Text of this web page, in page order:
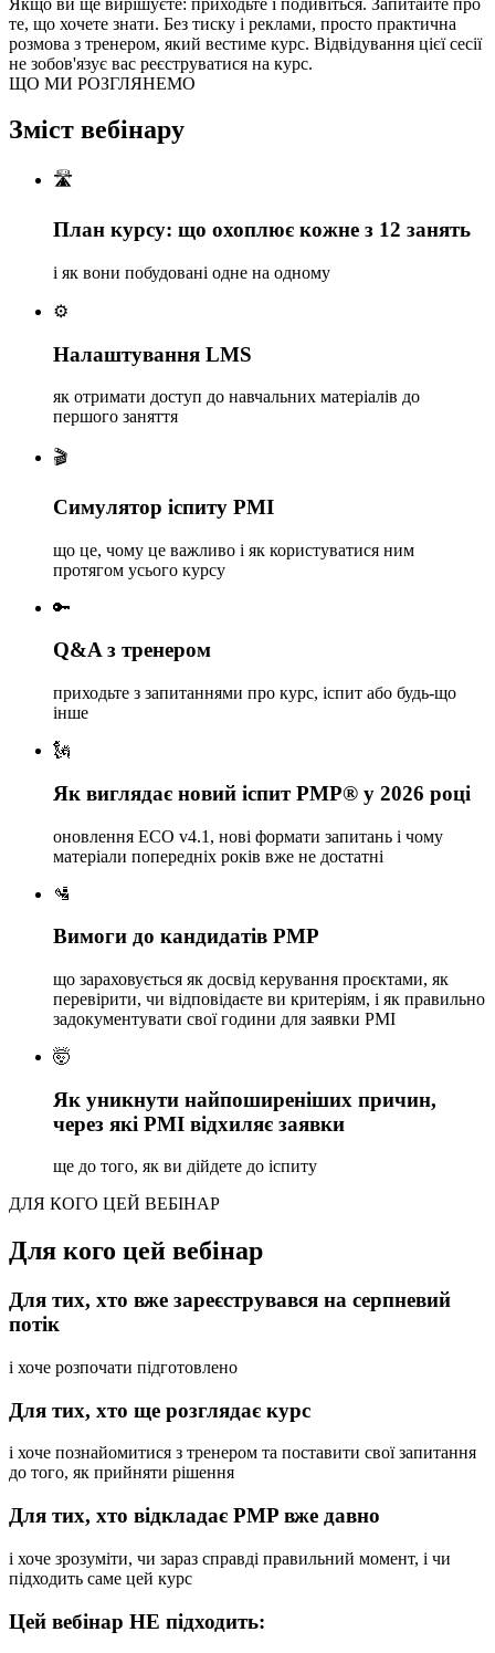
те, що хочете знати. Без тиску і реклами, просто практична
розмова з тренером, який вестиме курс. Відвідування цієї сесії
не зобов'язує вас реєструватися на курс.
ЩО МИ РОЗГЛЯНЕМО
Зміст вебінару
🛣️
План курсу: що охоплює кожне з 12 занять
і як вони побудовані одне на одному
⚙️
Налаштування LMS
як отримати доступ до навчальних матеріалів до
першого заняття
🎬
Симулятор іспиту PMI
що це, чому це важливо і як користуватися ним
протягом усього курсу
🔑
Q&A з тренером
приходьте з запитаннями про курс, іспит або будь-що
інше
🗽
Як виглядає новий іспит PMP® у 2026 році
оновлення ECO v4.1, нові формати запитань і чому
матеріали попередніх років вже не достатні
🛂
Вимоги до кандидатів PMP
що зараховується як досвід керування проєктами, як
перевірити, чи відповідаєте ви критеріям, і як правильно
задокументувати свої години для заявки PMI
🤯
Як уникнути найпоширеніших причин,
через які PMI відхиляє заявки
ще до того, як ви дійдете до іспиту
ДЛЯ КОГО ЦЕЙ ВЕБІНАР
Для кого цей вебінар
Для тих, хто вже зареєструвався на серпневий
потік
і хоче розпочати підготовлено
Для тих, хто ще розглядає курс
і хоче познайомитися з тренером та поставити свої запитання
до того, як прийняти рішення
Для тих, хто відкладає PMP вже давно
і хоче зрозуміти, чи зараз справді правильний момент, і чи
підходить саме цей курс
Цей вебінар НЕ підходить: